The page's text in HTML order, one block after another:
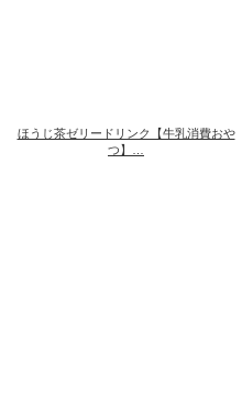
ほうじ茶ゼリードリンク【牛乳消費おや
つ】…